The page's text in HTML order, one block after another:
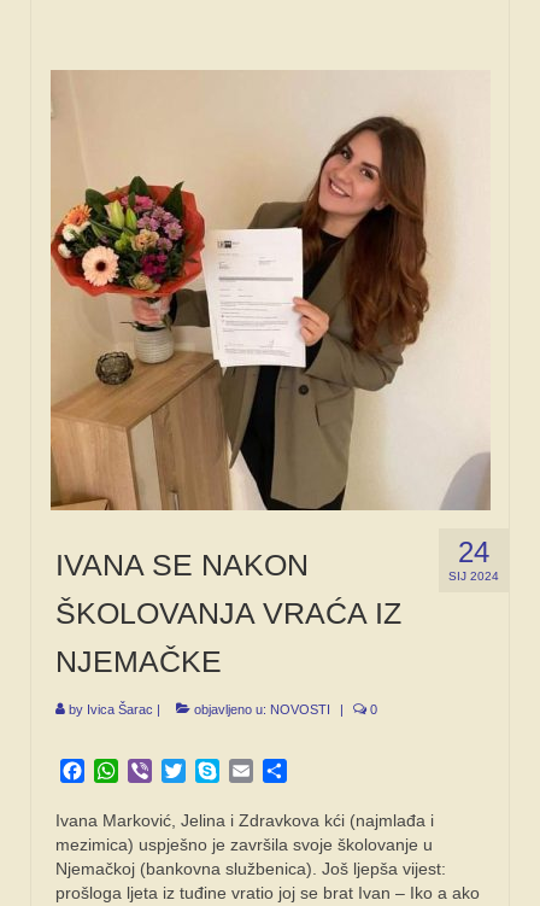
24
SIJ 2024
IVANA SE NAKON
ŠKOLOVANJA VRAĆA IZ
NJEMAČKE
by Ivica Šarac objavljeno u: NOVOSTI 0
Facebook
WhatsApp
Viber TwitterSkypeEmail
Ivana Marković, Jelina i Zdravkova kći (najmlađa i
mezimica) uspješno je završila svoje školovanje u
Njemačkoj (bankovna službenica). Još ljepša vijest:
prošloga ljeta iz tuđine vratio joj se brat Ivan – Iko a ako